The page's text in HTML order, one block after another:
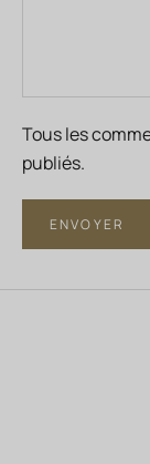
Tous les
publiés.
ENVOYER